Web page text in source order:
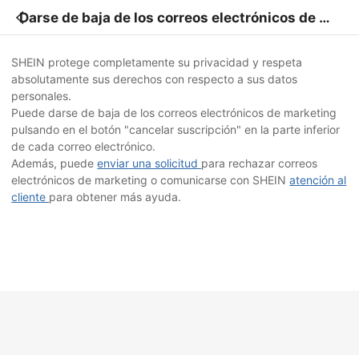
Darse de baja de los correos electrónicos de ma
rketing
SHEIN protege completamente su privacidad y respeta
absolutamente sus derechos con respecto a sus datos
personales.
Puede darse de baja de los correos electrónicos de marketing
pulsando en el botón "cancelar suscripción" en la parte inferior
de cada correo electrónico.
Además, puedeenviar una solicitud para rechazar correos
electrónicos de marketing o comunicarse con SHEINatención al
cliente para obtener más ayuda.